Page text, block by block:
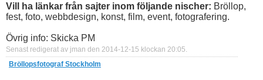
Vill ha länkar från sajter inom följande nischer: Bröllop,
fest, foto, webbdesign, konst, film, event, fotografering.
Övrig info: Skicka PM
Senast redigerat av jman den 2014-12-15 klockan 20:05
Bröllopsfotograf Stockholm